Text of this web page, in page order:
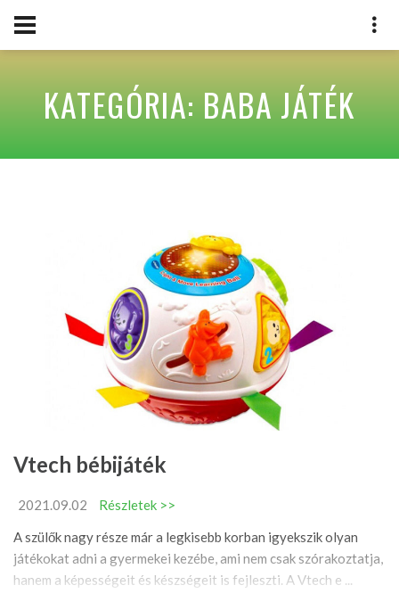
KATEGÓRIA: BABA JÁTÉK
Vtech bébijáték
2021.09.02
Részletek >>
A szülők nagy része már a legkisebb korban igyekszik olyan
játékokat adni a gyermekei kezébe, ami nem csak szórakoztatja,
hanem a képességeit és készségeit is fejleszti. A Vtech e ...